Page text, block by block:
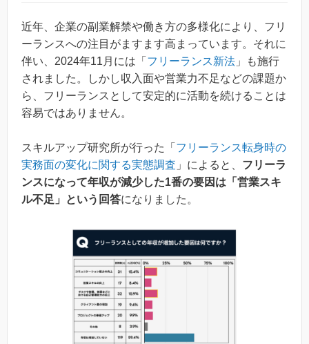
近年、企業の副業解禁や働き方の多様化により、フリ
ーランスへの注目がますます高まっています。それに
伴い、2024年11月には「 フリーランス新法 」も施行
されました。しかし収入面や営業力不足などの課題か
ら、フリーランスとして安定的に活動を続けることは
容易ではありません。
スキルアップ研究所が行った「 フリーランス転身時の
実務面の変化に関する実態調査 」によると、 フリーラ
ンスになって年収が減少した1番の要因は「営業スキ
ル不足」という回答になりました。